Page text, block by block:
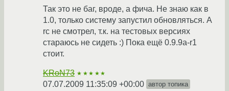
Так это не баг, вроде, а фича. Не знаю как в
1.0, только систему запустил обновляться. А
rc не смотрел, т.к. на тестовых версиях
стараюсь не сидеть :) Пока ещё 0.9.9a-r1
стоит.
KRoN73 ★★★★★
07.07.2009 11:35:09 +00:00 автор топика